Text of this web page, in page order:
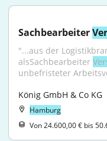
Sachbearbeiter
"...aus der
alsSachbearbeiter
unbefristeter
König GmbH & Co KG
Hamburg
Von 24.600,00 € bis